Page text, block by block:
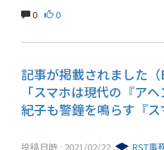
0 0
記事が掲載されました
「スマホは現代の『ア
紀子も警鐘を鳴らす『ス
投稿日時 : 2021/02/22 RST事